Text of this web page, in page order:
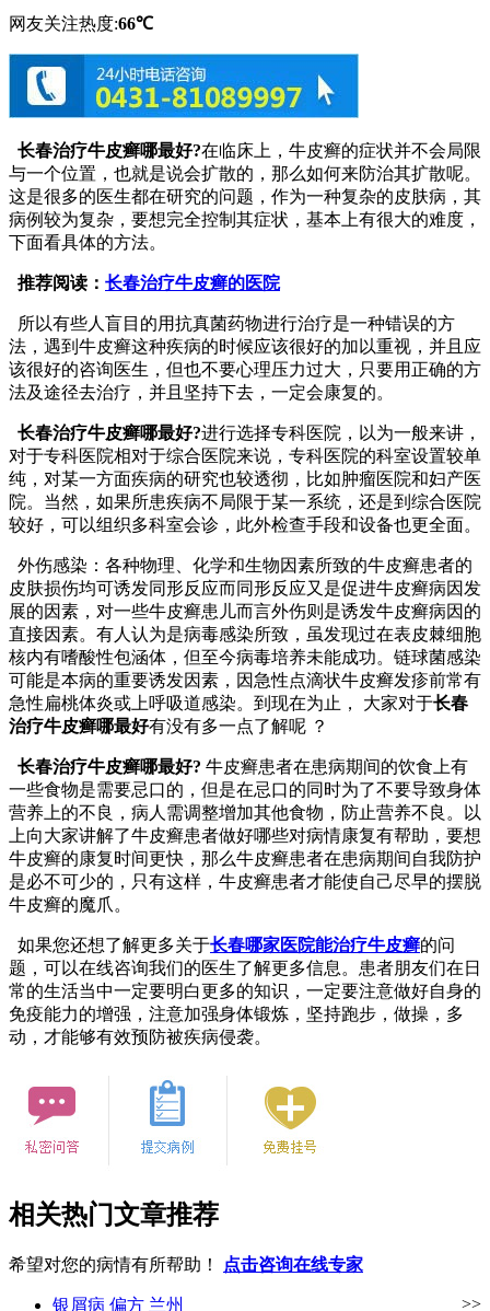
网友关注热度:66℃
长春治疗牛皮癣哪最好?在临床上，牛皮癣的症状并不会局限
与一个位置，也就是说会扩散的，那么如何来防治其扩散呢。
这是很多的医生都在研究的问题，作为一种复杂的皮肤病，其
病例较为复杂，要想完全控制其症状，基本上有很大的难度，
下面看具体的方法。
推荐阅读： 长春治疗牛皮癣的医院
所以有些人盲目的用抗真菌药物进行治疗是一种错误的方
法，遇到牛皮癣这种疾病的时候应该很好的加以重视，并且应
该很好的咨询医生，但也不要心理压力过大，只要用正确的方
法及途径去治疗，并且坚持下去，一定会康复的。
长春治疗牛皮癣哪最好?进行选择专科医院，以为一般来讲，
对于专科医院相对于综合医院来说，专科医院的科室设置较单
纯，对某一方面疾病的研究也较透彻，比如肿瘤医院和妇产医
院。当然，如果所患疾病不局限于某一系统，还是到综合医院
较好，可以组织多科室会诊，此外检查手段和设备也更全面。
外伤感染：各种物理、化学和生物因素所致的牛皮癣患者的
皮肤损伤均可诱发同形反应而同形反应又是促进牛皮癣病因发
展的因素，对一些牛皮癣患儿而言外伤则是诱发牛皮癣病因的
直接因素。有人认为是病毒感染所致，虽发现过在表皮棘细胞
核内有嗜酸性包涵体，但至今病毒培养未能成功。链球菌感染
可能是本病的重要诱发因素，因急性点滴状牛皮癣发疹前常有
急性扁桃体炎或上呼吸道感染。到现在为止， 大家对于长春
治疗牛皮癣哪最好有没有多一点了解呢 ？
长春治疗牛皮癣哪最好? 牛皮癣患者在患病期间的饮食上有
一些食物是需要忌口的，但是在忌口的同时为了不要导致身体
营养上的不良，病人需调整增加其他食物，防止营养不良。以
上向大家讲解了牛皮癣患者做好哪些对病情康复有帮助，要想
牛皮癣的康复时间更快，那么牛皮癣患者在患病期间自我防护
是必不可少的，只有这样，牛皮癣患者才能使自己尽早的摆脱
牛皮癣的魔爪。
如果您还想了解更多关于长春哪家医院能治疗牛皮癣的问
题，可以在线咨询我们的医生了解更多信息。患者朋友们在日
常的生活当中一定要明白更多的知识，一定要注意做好自身的
免疫能力的增强，注意加强身体锻炼，坚持跑步，做操，多
动，才能够有效预防被疾病侵袭。
相关热门文章推荐
希望对您的病情有所帮助！ 点击咨询在线专家
银屑病 偏方 兰州
>>